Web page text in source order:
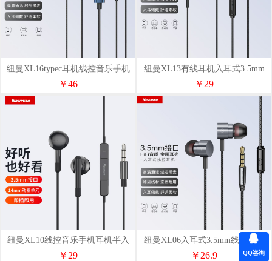
纽曼XL16typec耳机线控音乐手机
耳机
￥46
纽曼XL13有线耳机入耳式3.5mm
两色
￥29
纽曼XL10线控音乐手机耳机半入
耳式3.5mm
￥29
纽曼XL06入耳式3.5mm线控耳机
多色
￥26.9 QQ咨询